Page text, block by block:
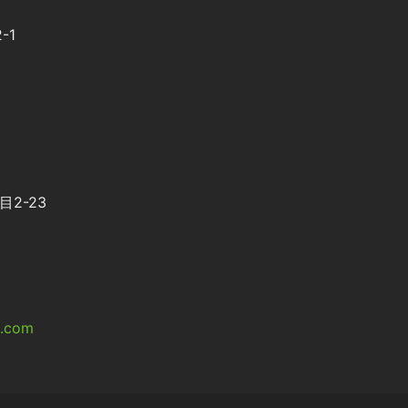
1
2-23